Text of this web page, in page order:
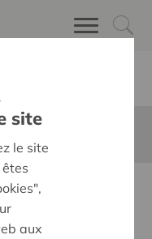
Gent
site
le site
aux